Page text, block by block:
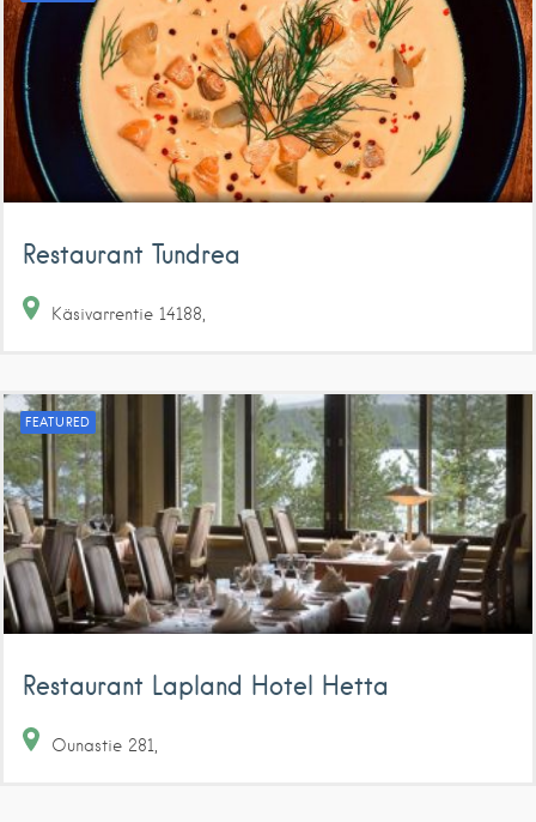
Restaurant Tundrea
Käsivarrentie 14188
FEATURED
Restaurant Lapland Hotel Hetta
Ounastie 281